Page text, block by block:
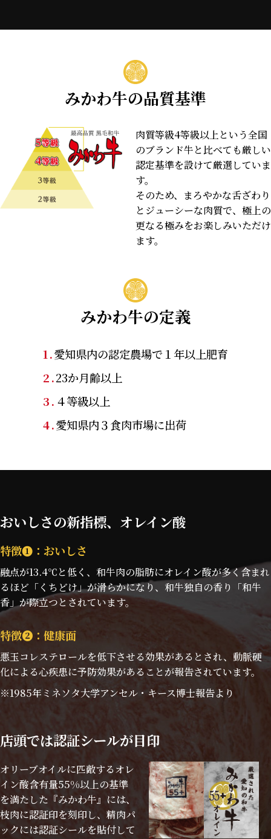
みかわ牛の品質基準
肉質等級4等級以上という全国
のブランド牛と比べても厳しい
認定基準を設けて厳選していま
す。
そのため、まろやかな舌ざわり
とジューシーな肉質で、極上の
更なる極みをお楽しみいただけ
ます。
みかわ牛の定義
1.愛知県内の認定農場で１年以上肥育
2.23か月齢以上
3. ４等級以上
4.愛知県内３食肉市場に出荷
おいしさの新指標、オレイン酸
特徴❶：おいしさ
融点が13.4℃と低く、和牛肉の脂肪にオレイン酸が多く含まれ
るほど「くちどけ」が滑らかになり、和牛独自の香り「和牛
香」が際立つとされています。
特徴❷：健康面
悪玉コレステロールを低下させる効果があるとされ、動脈硬
化による心疾患に予防効果があることが報告されています。
1985年ミネソタ大学アンセル・キース博士報告より
店頭では認証シールが目印
オリーブオイルに匹敵するオレ
イン酸含有量55%以上の基準
を満たした『みかわ牛』には、
枝肉に認証印を刻印し、精肉パ
ックには認証シールを貼付して